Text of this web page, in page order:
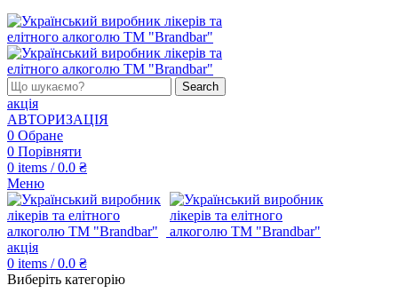
Search
акція
АВТОРИЗАЦІЯ
0 Обране
0 Порівняти
0 items / 0.0 ₴
Меню
акція
0 items / 0.0 ₴
Виберіть категорію